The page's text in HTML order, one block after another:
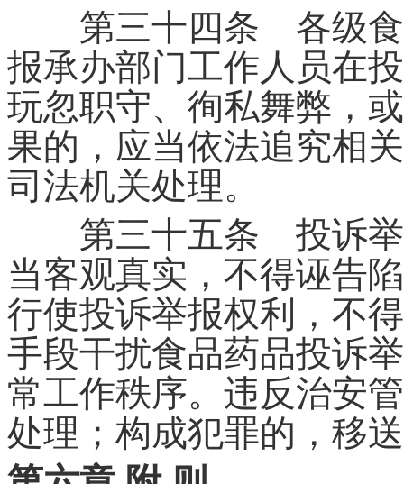
第三十四条 各级食
报承办部门工作人员在
玩忽职守、徇私舞弊，
果的，应当依法追究相
司法机关处理。
第三十五条 投诉举
当客观真实，不得诬告
行使投诉举报权利，不
手段干扰食品药品投诉
常工作秩序。违反治安
处理；构成犯罪的，移